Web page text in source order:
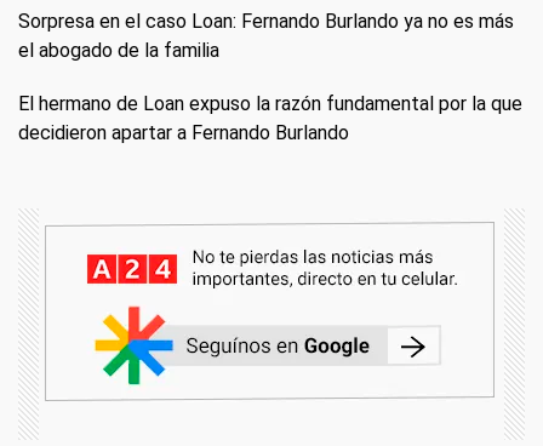
Sorpresa en el caso Loan: Fernando Burlando ya no es más
el abogado de la familia
El hermano de Loan expuso la razón fundamental por la que
decidieron apartar a Fernando Burlando